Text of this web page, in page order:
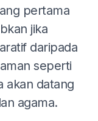
pertama
jika
daripada
seperti
akan datang
agama.